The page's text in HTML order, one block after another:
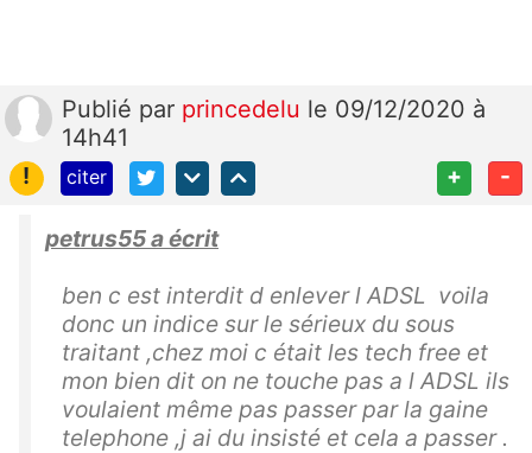
Publié par princedelu le 09/12/2020 à
14h41
!
citer + -
petrus55 a écrit
ben c est interdit d enlever l ADSL voila
donc un indice sur le sérieux du sous
traitant ,chez moi c était les tech free et
mon bien dit on ne touche pas a l ADSL ils
voulaient même pas passer par la gaine
telephone ,j ai du insisté et cela a passer .